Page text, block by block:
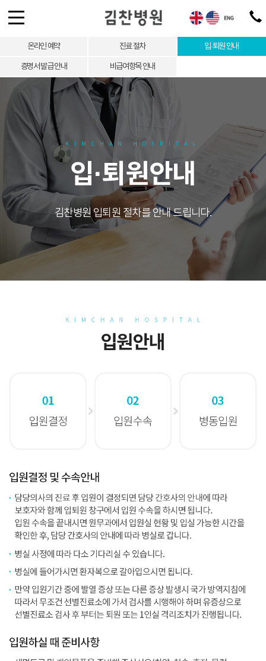
온라인 예약 진료 절차 입·퇴원 안내
증명서 발급 안내 비급여항목 안내
KIMCHAN HOSPITAL
입·퇴원안내
김찬병원 입퇴원 절차를 안내 드립니다.